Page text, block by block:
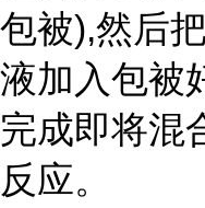
包被),然后
液加入包被
完成即将混
反应。